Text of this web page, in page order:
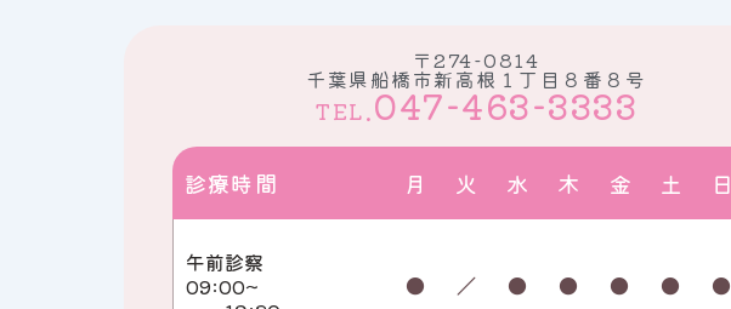
〒274-0814
千葉県船橋市新高根１丁目８番８号
TEL.047-463-3333
診療時間 月 火 水 木 金 土 日
午前診察
09:00~
● ／ ● ● ● ● ●